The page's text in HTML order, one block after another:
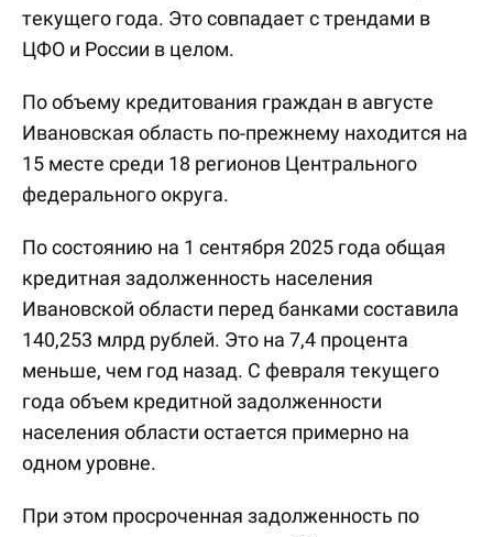
текущего года. Это совпадает с трендами в
ЦФО и России в целом.
По объему кредитования граждан в августе
Ивановская область по-прежнему находится на
15 месте среди 18 регионов Центрального
федерального округа.
По состоянию на 1 сентября 2025 года общая
кредитная задолженность населения
Ивановской области перед банками составила
140,253 млрд рублей. Это на 7,4 процента
меньше, чем год назад. С февраля текущего
года объем кредитной задолженности
населения области остается примерно на
одном уровне.
При этом просроченная задолженность по